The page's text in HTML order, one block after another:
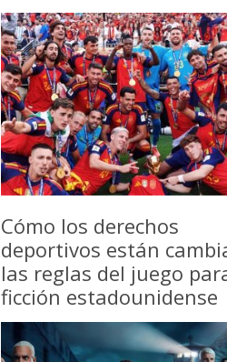
Cómo los derechos
deportivos están
las reglas del juego
ficción estadounidense